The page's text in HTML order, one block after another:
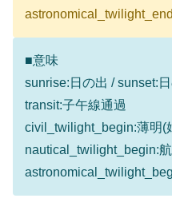
■意味
sunrise:日の出 / sunset:日
transit:子午線通過
civil_twilight_begin:薄明(
nautical_twilight_begin: